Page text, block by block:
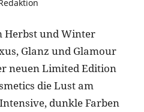
Herbst und Winter
Glanz und Glamour
neuen Limited Edition
die Lust am
dunkle Farben